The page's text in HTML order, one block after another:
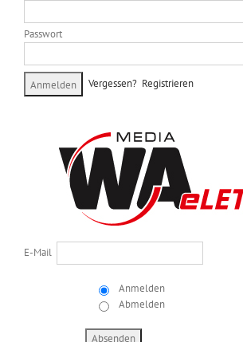
Passwort
Vergessen? Registrieren
E-Mail
Anmelden
Abmelden